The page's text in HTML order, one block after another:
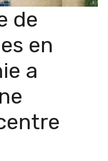
de
en
a